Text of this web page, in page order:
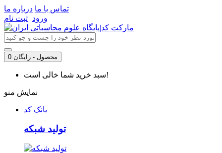
تماس با ما درباره ما
ورود ثبت نام
0 محصول - رایگان
سبد خرید شما خالی است!
نمایش منو
بانک کد
تولید شبکه